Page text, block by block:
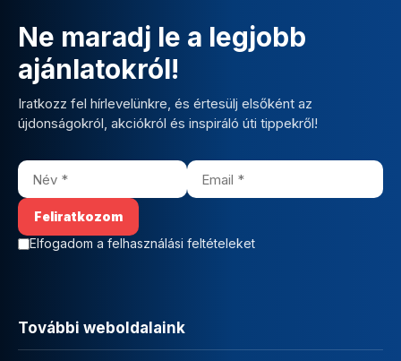
Ne maradj le a legjobb
ajánlatokról!
Iratkozz fel hírlevelünkre, és értesülj elsőként az
újdonságokról, akciókról és inspiráló úti tippekről!
Elfogadom a felhasználási feltételeket
További weboldalaink